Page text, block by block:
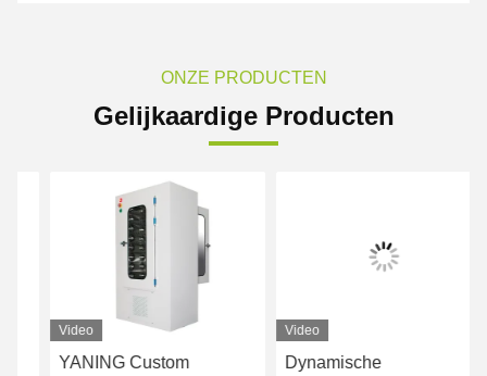
ONZE PRODUCTEN
Gelijkaardige Producten
YANING Custom
Dynamische